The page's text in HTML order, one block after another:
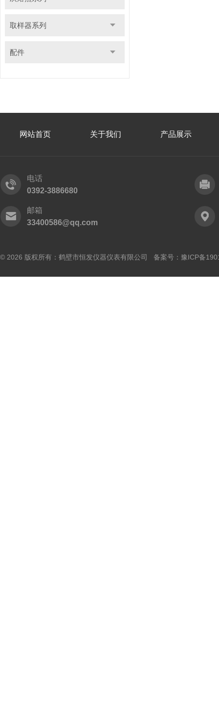
取样器系列
配件
网站首页 关于我们 产品展示
电话
0392-3886680
邮箱
33400586@qq.com
© 2026 版权所有：鹤壁市恒发仪器仪表有限公司 备案号： 豫ICP备